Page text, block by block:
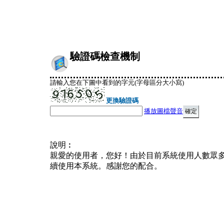
驗證碼檢查機制
請輸入您在下圖中看到的字元(字母區分大小寫)
更換驗證碼
播放圖檔聲音
說明︰
親愛的使用者，您好！由於目前系統使用人數眾
續使用本系統。感謝您的配合。